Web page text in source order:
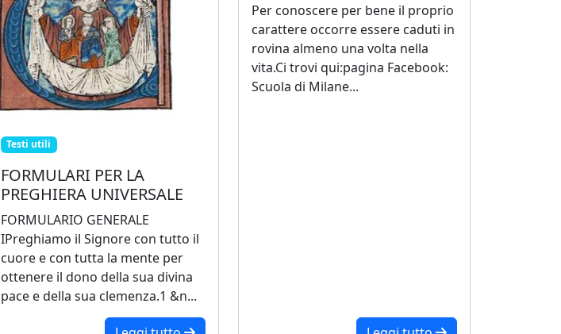
Testi utili
FORMULARI PER LA
PREGHIERA UNIVERSALE
FORMULARIO GENERALE
IPreghiamo il Signore con tutto il
cuore e con tutta la mente per
ottenere il dono della sua divina
pace e della sua clemenza.1 &n...
Per conoscere per bene il proprio
carattere occorre essere caduti in
rovina almeno una volta nella
vita.Ci trovi qui:pagina Facebook:
Scuola di Milane...